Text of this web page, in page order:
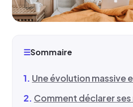
☰Sommaire
Une évolution massive
Comment déclarer ses